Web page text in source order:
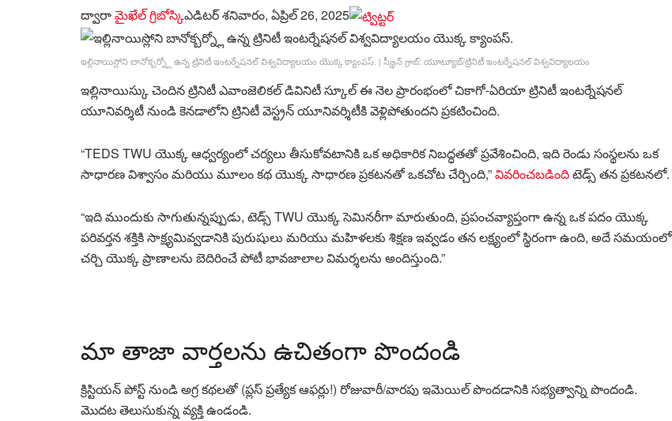
ద్వారామైఖేల్ గ్రిబోస్కిఎడిటర్శనివారం, ఏప్రిల్ 26, 2025
ఇల్లినాయిస్లోని బానోక్బర్న్లో ఉన్న ట్రినిటీ ఇంటర్నేషనల్ విశ్వవిద్యాలయం యొక్క క్యాంపస్. | స్క్రీన్ గ్రాబ్: యూట్యూబ్/ట్రినిటీ ఇంటర్నేషనల్ విశ్వవిద్యాలయం
ఇల్లినాయిస్కు చెందిన ట్రినిటీ ఎవాంజెలికల్ డివినిటీ స్కూల్ ఈ నెల ప్రారంభంలో చికాగో-ఏరియా ట్రినిటీ ఇంటర్నేషనల్
యూనివర్శిటీ నుండి కెనడాలోని ట్రినిటీ వెస్ట్రన్ యూనివర్శిటీకి వెళ్లిపోతుందని ప్రకటించింది.
“TEDS TWU యొక్క ఆధ్వర్యంలో చర్యలు తీసుకోవటానికి ఒక అధికారిక నిబద్ధతతో ప్రవేశించింది, ఇది రెండు సంస్థలను ఒక
సాధారణ విశ్వాసం మరియు మూలం కథ యొక్క సాధారణ ప్రకటనతో ఒకచోట చేర్చింది,”వివరించబడిందిటెడ్స్ తన ప్రకటనలో.
“ఇది ముందుకు సాగుతున్నప్పుడు, టెడ్స్ TWU యొక్క సెమినరీగా మారుతుంది, ప్రపంచవ్యాప్తంగా ఉన్న ఒక పదం యొక్క
పరివర్తన శక్తికి సాక్ష్యమివ్వడానికి పురుషులు మరియు మహిళలకు శిక్షణ ఇవ్వడం తన లక్ష్యంలో స్థిరంగా ఉంది, అదే సమయంలో
చర్చి యొక్క ప్రాణాలను బెదిరించే పోటీ భావజాలాల విమర్శలను అందిస్తుంది.”
మా తాజా వార్తలను ఉచితంగా పొందండి
క్రిస్టియన్ పోస్ట్ నుండి అగ్ర కథలతో (ప్లస్ ప్రత్యేక ఆఫర్లు!) రోజువారీ/వారపు ఇమెయిల్ పొందడానికి సభ్యత్వాన్ని పొందండి.
మొదట తెలుసుకున్న వ్యక్తి ఉండండి.